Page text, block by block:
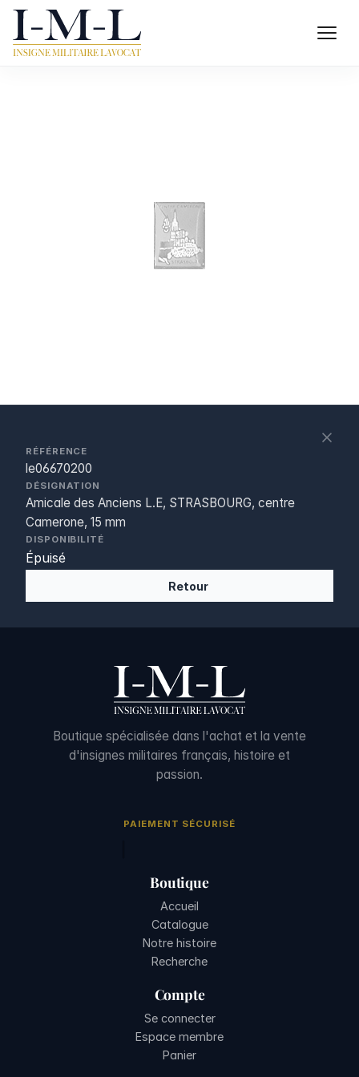
RÉFÉRENCE
le06670200
DÉSIGNATION
Amicale des Anciens L.E, STRASBOURG, centre
Camerone, 15 mm
DISPONIBILITÉ
Épuisé
Retour
Boutique spécialisée dans l'achat et la vente
d'insignes militaires français, histoire et
passion.
PAIEMENT SÉCURISÉ
Boutique
Accueil
Catalogue
Notre histoire
Recherche
Compte
Se connecter
Espace membre
Panier